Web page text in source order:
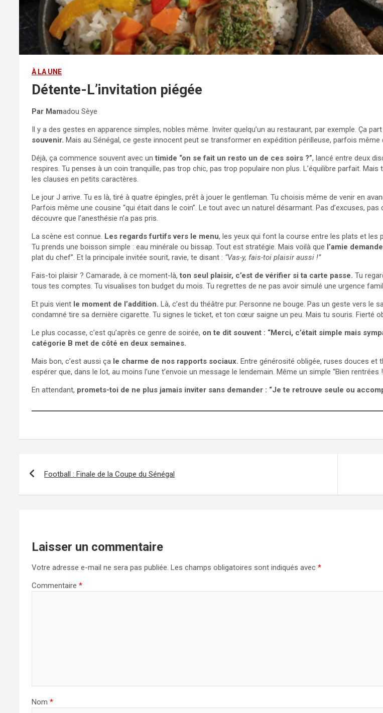
À LA UNE
Détente-L’invitation piégée
Par Mamadou Sèye
Il y a des gestes en apparence simples, nobles même. Inviter quelqu’un au restaurant, par exemple. Ça
souvenir. Mais au Sénégal, ce geste innocent peut se transformer en expédition périlleuse, parfois même
Déjà, ça commence souvent avec untimide “on se fait un resto un de ces soirs ?”, lancé entre deux
respires. Tu penses à un coin tranquille, pas trop chic, pas trop populaire non plus. L’équilibre parfait.
les clauses en petits caractères.
Le jour J arrive. Tu es là, tiré à quatre épingles, prêt à jouer le gentleman. Tu choisis même de venir en
Parfois même une cousine “qui était dans le coin”. Le tout avec un naturel désarmant. Pas d’excuses,
découvre que l’anesthésie n’a pas pris.
La scène est connue. Les regards furtifs vers le menu, les yeux qui font la course entre les plats et les
Tu prends une boisson simple : eau minérale ou bissap. Tout est stratégie. Mais voilà que l’amie
plat du chef”. Et la principale invitée sourit, ravie, te disant : “Vas-y, fais-toi plaisir aussi !”
Fais-toi plaisir ? Camarade, à ce moment-là,ton seul plaisir, c’est de vérifier si ta carte passe. Tu
tous tes comptes. Tu visualises ton budget du mois. Tu regrettes de ne pas avoir simulé une urgence
Et puis vient le moment de l’addition. Là, c’est du théâtre pur. Personne ne bouge. Pas un geste vers
condamné tire sa dernière cigarette. Tu signes le ticket, et ton cœur saigne un peu. Mais tu souris. Fierté
Le plus cocasse, c’est qu’après ce genre de soirée, on te dit souvent : “Merci, c’était simple mais
catégorie B met de côté en deux semaines.
Mais bon, c’est aussi ça le charme de nos rapports sociaux. Entre générosité obligée, ruses douces et
espérer que, dans le lot, au moins l’une t’envoie un message le lendemain. Même un simple “Bien
En attendant, promets-toi de ne plus jamais inviter sans demander : “Je te retrouve seule ou
v
Football : Finale de la Coupe du Sénégal
Laisser un commentaire
Votre adresse e-mail ne sera pas publiée. Les champs obligatoires sont indiqués avec *
Commentaire *
Nom *